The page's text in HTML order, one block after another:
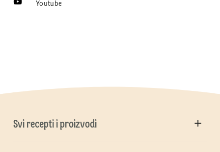
Youtube
Svi recepti i proizvodi